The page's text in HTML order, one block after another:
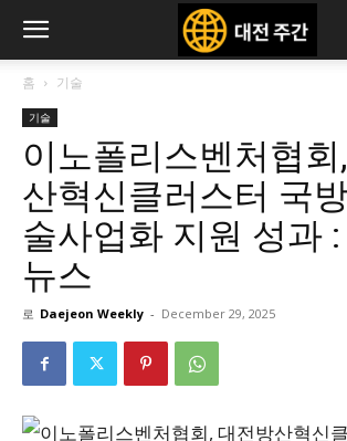
홈 기술
기술
이노폴리스벤처협
산혁신클러스터 국
술사업화 지원 성과
뉴스
로 Daejeon Weekly - December 29, 2025